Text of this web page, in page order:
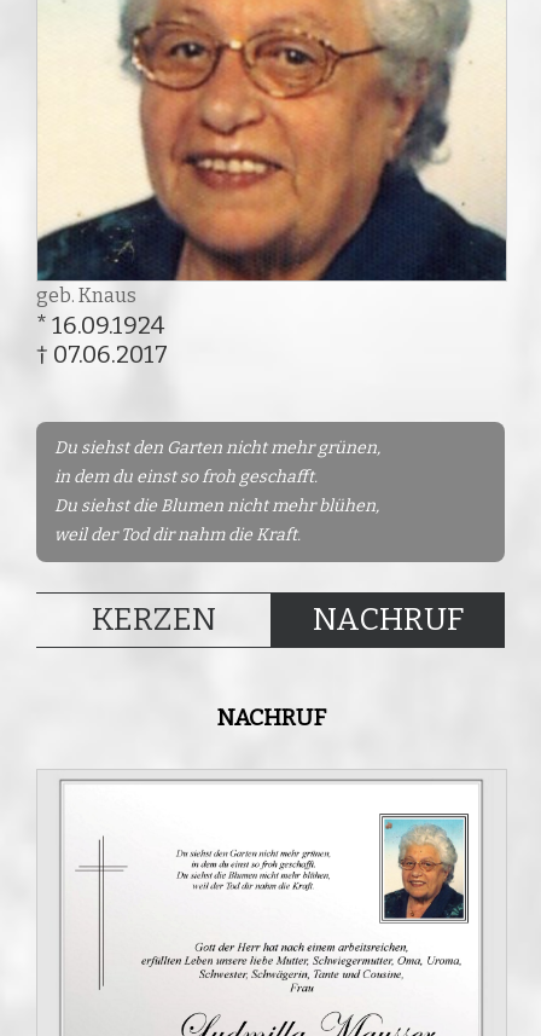
geb. Knaus
* 16.09.1924
† 07.06.2017
Du siehst den Garten nicht mehr grünen,
in dem du einst so froh geschafft.
Du siehst die Blumen nicht mehr blühen,
weil der Tod dir nahm die Kraft.
KERZEN NACHRUF
NACHRUF